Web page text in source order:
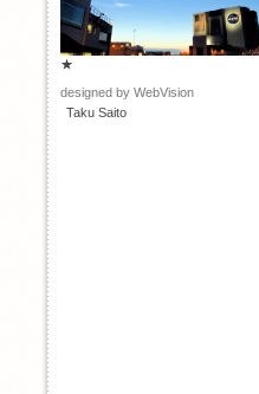
★
designed by WebVision
Taku Saito